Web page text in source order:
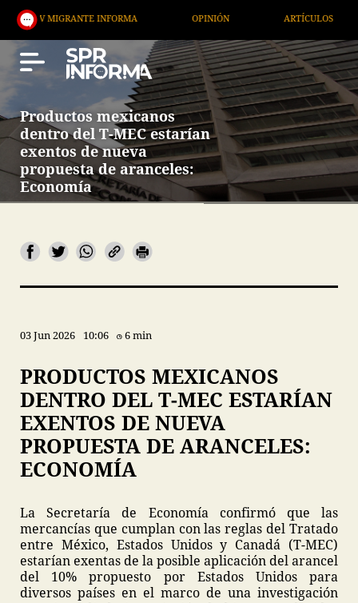
INFORMA
Productos mexicanos
dentro del T-MEC estarían
exentos de nueva
propuesta de aranceles:
Economía
03 Jun 2026 10:06 6 min
PRODUCTOS MEXICANOS
DENTRO DEL T-MEC ESTARÍAN
EXENTOS DE NUEVA
PROPUESTA DE ARANCELES:
ECONOMÍA
La Secretaría de Economía confirmó que las
mercancías que cumplan con las reglas del Tratado
entre México, Estados Unidos y Canadá (T-MEC)
estarían exentas de la posible aplicación del arancel
del 10% propuesto por Estados Unidos para
diversos países en el marco de una investigación